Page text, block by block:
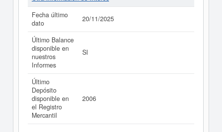
Fecha último
dato
20/11/2025
Último Balance
disponible en
nuestros
Informes
SI
Último
Depósito
disponible en
el Registro
Mercantil
2006